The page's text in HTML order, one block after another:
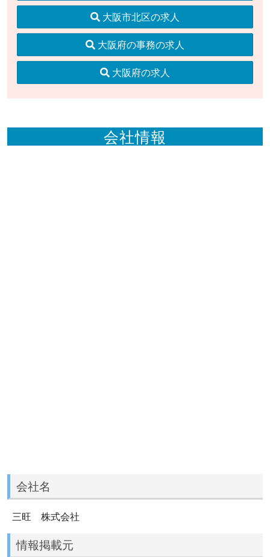
大阪市北区の求人
大阪府の事務の求人
大阪府の求人
会社情報
会社名
三旺 株式会社
情報掲載元